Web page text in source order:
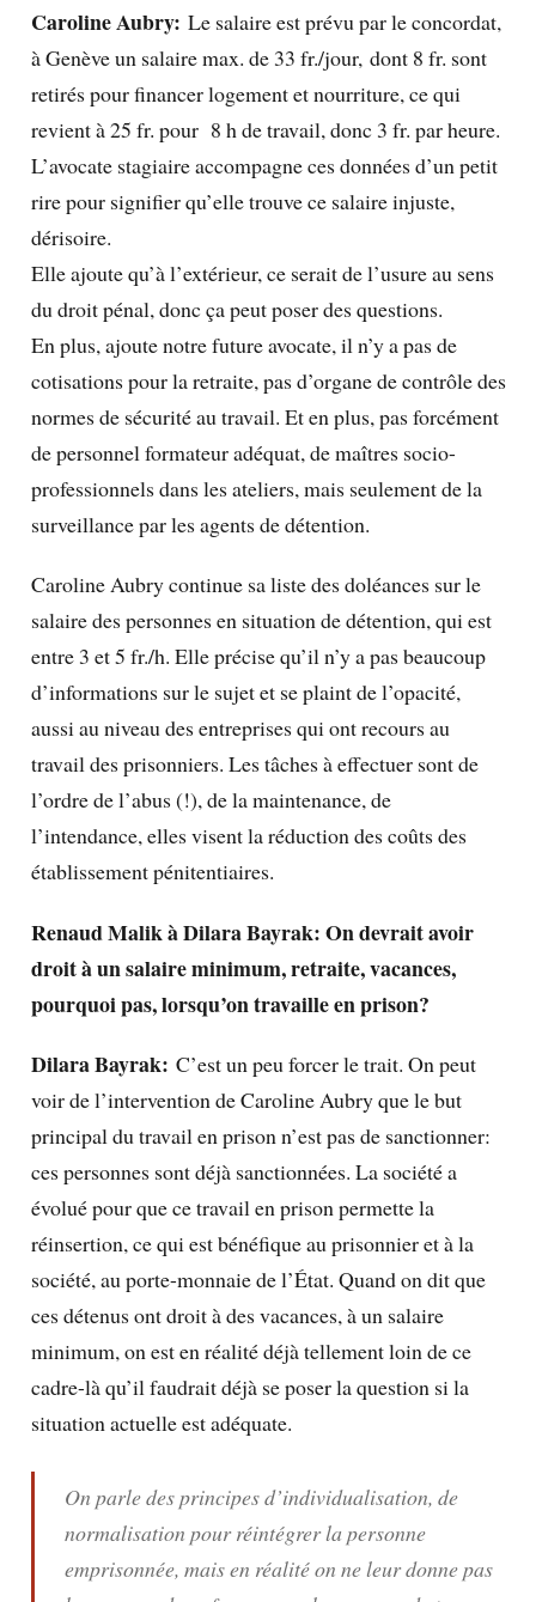
Caroline Aubry: Le salaire est prévu par le concordat,
à Genève un salaire max. de 33 fr./jour, dont 8 fr. sont
retirés pour financer logement et nourriture, ce qui
revient à 25 fr. pour 8 h de travail, donc 3 fr. par heure.
L’avocate stagiaire accompagne ces données d’un petit
rire pour signifier qu’elle trouve ce salaire injuste,
dérisoire.
Elle ajoute qu’à l’extérieur, ce serait de l’usure au sens
du droit pénal, donc ça peut poser des questions.
En plus, ajoute notre future avocate, il n’y a pas de
cotisations pour la retraite, pas d’organe de contrôle des
normes de sécurité au travail. Et en plus, pas forcément
de personnel formateur adéquat, de maîtres socio-
professionnels dans les ateliers, mais seulement de la
surveillance par les agents de détention.
Caroline Aubry continue sa liste des doléances sur le
salaire des personnes en situation de détention, qui est
entre 3 et 5 fr./h. Elle précise qu’il n’y a pas beaucoup
d’informations sur le sujet et se plaint de l’opacité,
aussi au niveau des entreprises qui ont recours au
travail des prisonniers. Les tâches à effectuer sont de
l’ordre de l’abus (!), de la maintenance, de
l’intendance, elles visent la réduction des coûts des
établissement pénitentiaires.
Renaud Malik à Dilara Bayrak: On devrait avoir
droit à un salaire minimum, retraite, vacances,
pourquoi pas, lorsqu’on travaille en prison?
Dilara Bayrak: C’est un peu forcer le trait. On peut
voir de l’intervention de Caroline Aubry que le but
principal du travail en prison n’est pas de sanctionner:
ces personnes sont déjà sanctionnées. La société a
évolué pour que ce travail en prison permette la
réinsertion, ce qui est bénéfique au prisonnier et à la
société, au porte-monnaie de l’État. Quand on dit que
ces détenus ont droit à des vacances, à un salaire
minimum, on est en réalité déjà tellement loin de ce
cadre-là qu’il faudrait déjà se poser la question si la
situation actuelle est adéquate.
On parle des principes d’individualisation, de
normalisation pour réintégrer la personne
emprisonnée, mais en réalité on ne leur donne pas